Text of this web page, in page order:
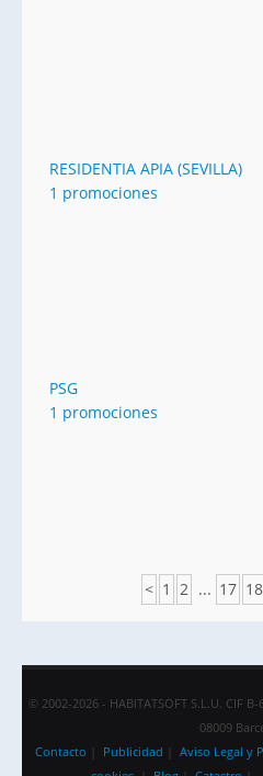
RESIDENTIA APIA (SEVILLA)
1 promociones
PSG
1 promociones
< 1 2 ... 17 18
© 2002-2026 - HABITATSOFT S.L.U. CIF
08009
Contacto
Publicidad Aviso Legal y